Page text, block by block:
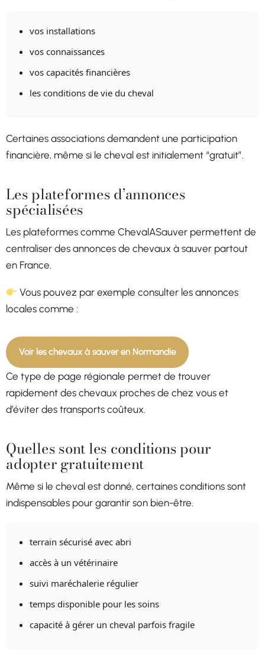
vos installations
vos connaissances
vos capacités financières
les conditions de vie du cheval
Certaines associations demandent une participation
financière, même si le cheval est initialement “gratuit”.
Les plateformes d’annonces
spécialisées
Les plateformes comme ChevalASauver permettent de
centraliser des annonces de chevaux à sauver partout
en France.
Vous pouvez par exemple consulter les annonces
locales comme :
Voir les chevaux à sauver en Normandie
Ce type de page régionale permet de trouver
rapidement des chevaux proches de chez vous et
d’éviter des transports coûteux.
Quelles sont les conditions pour
adopter gratuitement
Même si le cheval est donné, certaines conditions sont
indispensables pour garantir son bien-être.
terrain sécurisé avec abri
accès à un vétérinaire
suivi maréchalerie régulier
temps disponible pour les soins
capacité à gérer un cheval parfois fragile